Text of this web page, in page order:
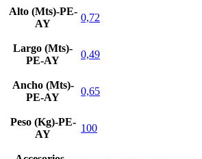
Alto (Mts)-PE-
AY
0,72
Largo (Mts)-
PE-AY
0,49
Ancho (Mts)-
PE-AY
0,65
Peso (Kg)-PE-
AY
100